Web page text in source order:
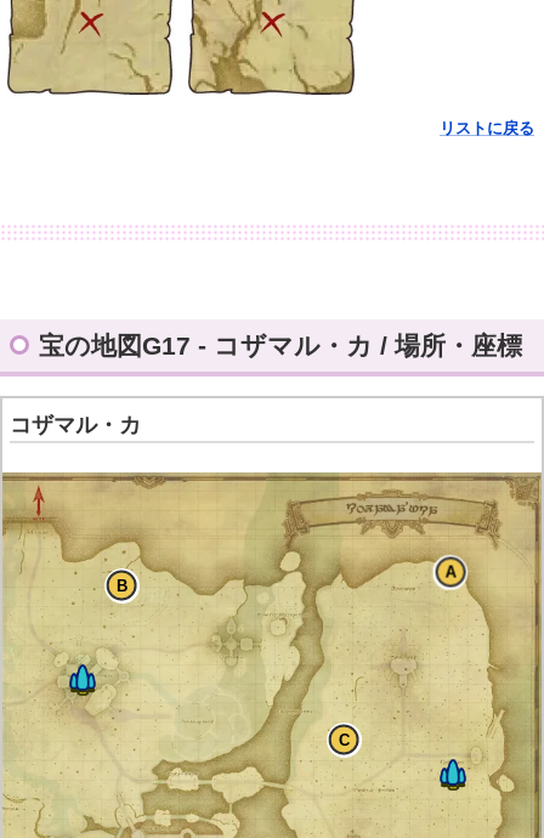
リストに戻る
宝の地図G17 - コザマル・カ / 場所・座標
コザマル・カ
A
B
C